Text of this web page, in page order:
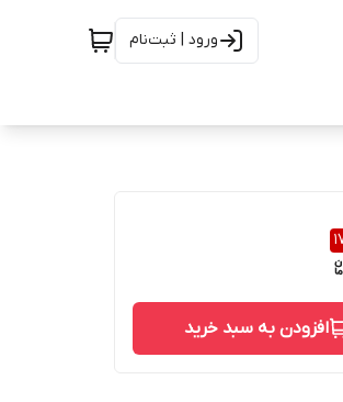
ورود | ثبت‌نام
افزودن به سبد خرید